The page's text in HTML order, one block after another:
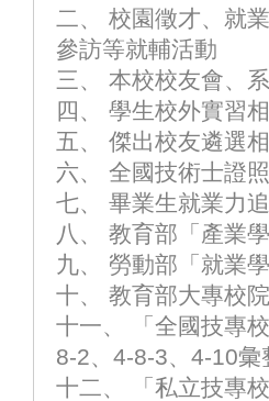
二、 校園徵才、就
參訪等就輔活動
三、 本校校友會、
四、 學生校外實習
五、 傑出校友遴選
六、 全國技術士證
七、 畢業生就業力
八、 教育部「產業
九、 勞動部「就業
十、 教育部大專校
十一、 「全國技專
8-2、4-8-3、4-10彙
十二、 「私立技專